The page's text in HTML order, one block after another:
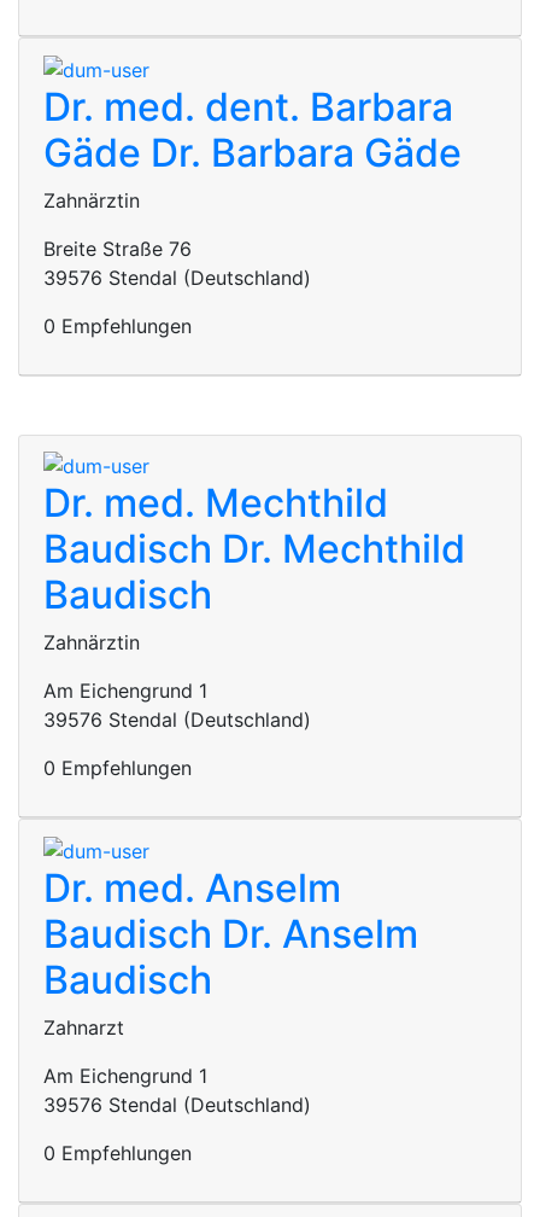
Dr. med. dent. Barbara
Gäde Dr. Barbara Gäde
Zahnärztin
Breite Straße 76
39576 Stendal (Deutschland)
0 Empfehlungen
Dr. med. Mechthild
Baudisch Dr. Mechthild
Baudisch
Zahnärztin
Am Eichengrund 1
39576 Stendal (Deutschland)
0 Empfehlungen
Dr. med. Anselm
Baudisch Dr. Anselm
Baudisch
Zahnarzt
Am Eichengrund 1
39576 Stendal (Deutschland)
0 Empfehlungen